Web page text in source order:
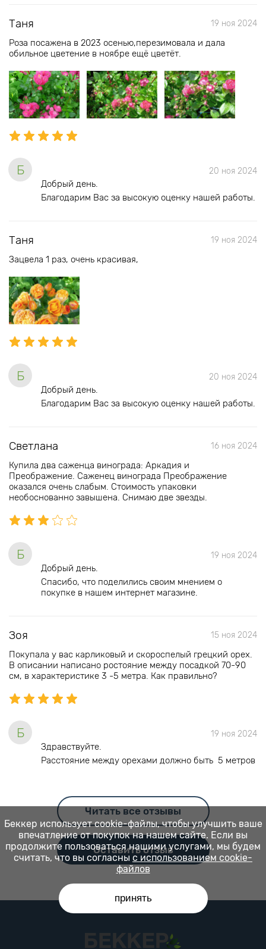
Таня 19 ноя 2024
Роза посажена в 2023 осенью,перезимовала и дала
обильное цветение в ноябре ещё цветёт.
Б 20 ноя 2024
Добрый день.
Благодарим Вас за высокую оценку нашей работы.
Таня 19 ноя 2024
Зацвела 1 раз, очень красивая,
Б 20 ноя 2024
Добрый день.
Благодарим Вас за высокую оценку нашей работы.
Светлана 16 ноя 2024
Купила два саженца винограда: Аркадия и
Преображение. Саженец винограда Преображение
оказался очень слабым. Стоимость упаковки
необоснованно завышена. Снимаю две звезды.
Б 19 ноя 2024
Добрый день.
Спасибо, что поделились своим мнением о
покупке в нашем интернет магазине.
Зоя 15 ноя 2024
Покупала у вас карликовый и скороспелый грецкий орех.
В описании написано ростояние между посадкой 70-90
см, в характеристике 3 -5 метра. Как правильно?
Б 19 ноя 2024
Здравствуйте.
Расстояние между орехами должно быть 5 метров
Читать все отзывы
Оставить отзыв
Беккер использует cookie-файлы, чтобы улучшить ваше
впечатление от покупок на нашем сайте. Если вы
продолжите пользоваться нашими услугами, мы будем
считать, что вы согласны с использованием cookie-
файлов
принять